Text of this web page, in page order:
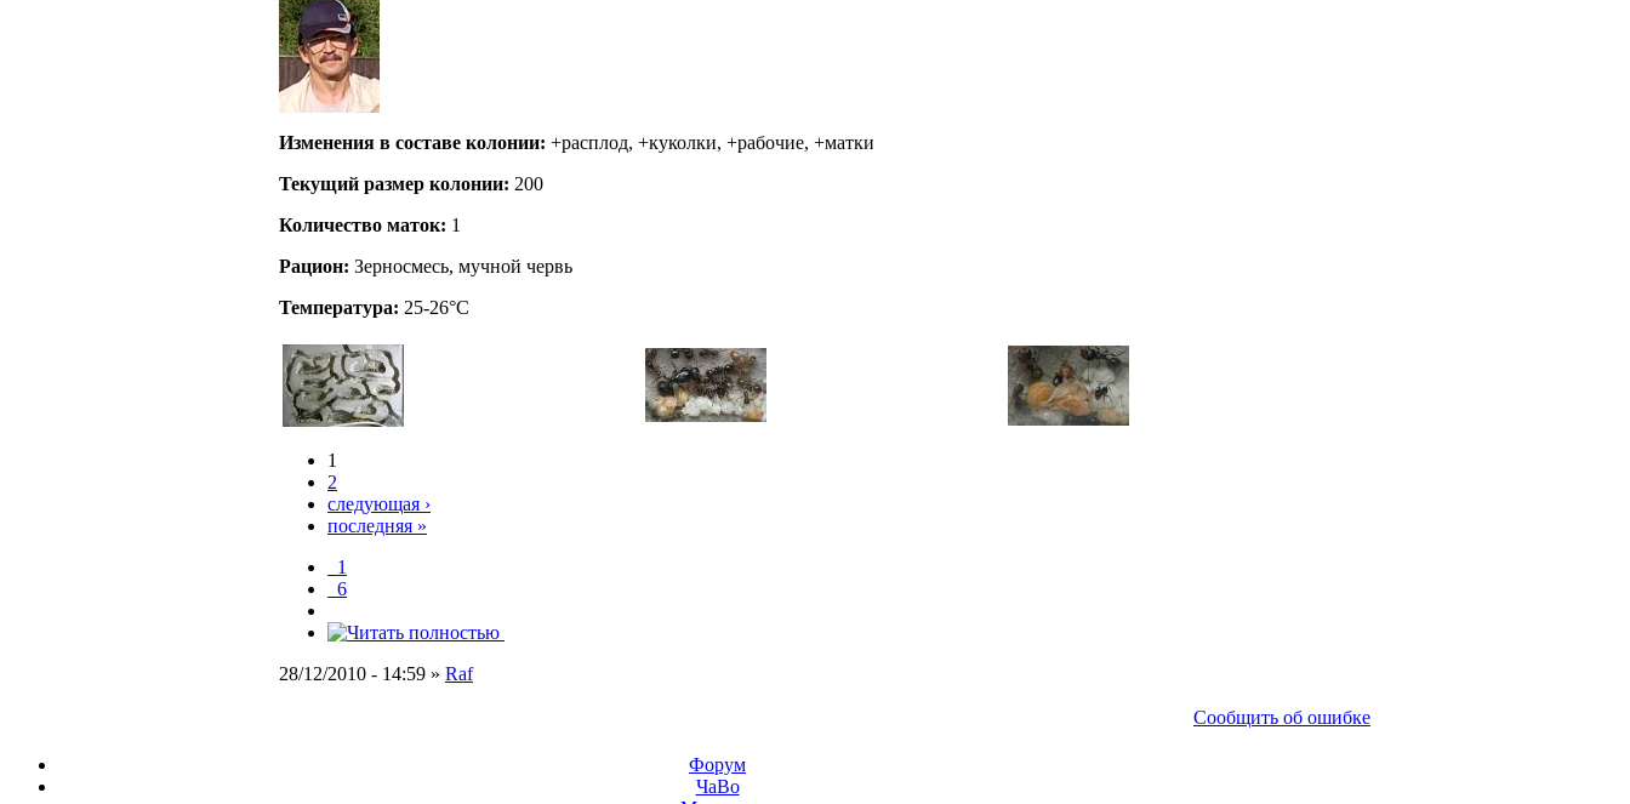
Изменения в составе кoлонии: +расплод, +куколки, +рабочие, +матки
Текущий размер кoлонии: 200
Количество маток: 1
Рацион: Зерносмесь, мучной червь
Температура: 25-26°C
1
2
следующая ›
последняя »
_1
_6
28/12/2010 - 14:59 » Raf
Сообщить об ошибке
Форум
ЧаВо